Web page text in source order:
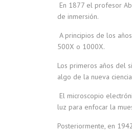
En 1877 el profesor
de inmersión.
A principios de los
500X o 1000X.
Los primeros años del
algo de la nueva
El microscopio
luz para enfocar la
Posteriormente, en